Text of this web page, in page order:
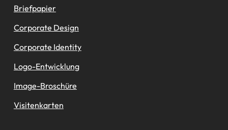
Briefpapier
Corporate Design
Corporate Identity
Logo-Entwicklung
Image-Broschüre
Visitenkarten